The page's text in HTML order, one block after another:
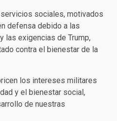
sociales, motivados
defensa debido a las
las exigencias de Trump,
contra el bienestar de la
los intereses militares
y el bienestar social,
de nuestras